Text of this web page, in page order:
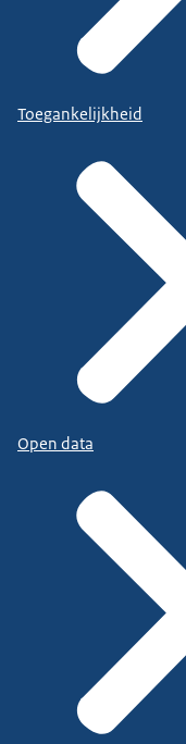
Toegankelijkheid
Open data